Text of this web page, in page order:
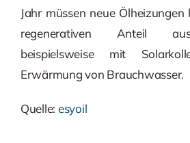
Jahr müssen neue
regenerativen Anteil
beispielsweise mit
Erwärmung von Brauchwasser.
Quelle: esyoil